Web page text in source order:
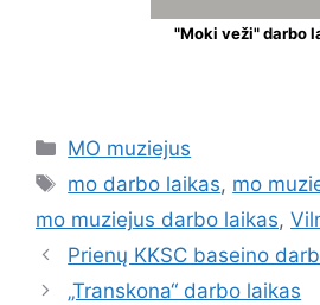
"Moki veži" darbo
MO muziejus
mo darbo laikas, mo
mo muziejus darbo laikas,
Prienų KKSC baseino
„Transkona“ darbo laikas